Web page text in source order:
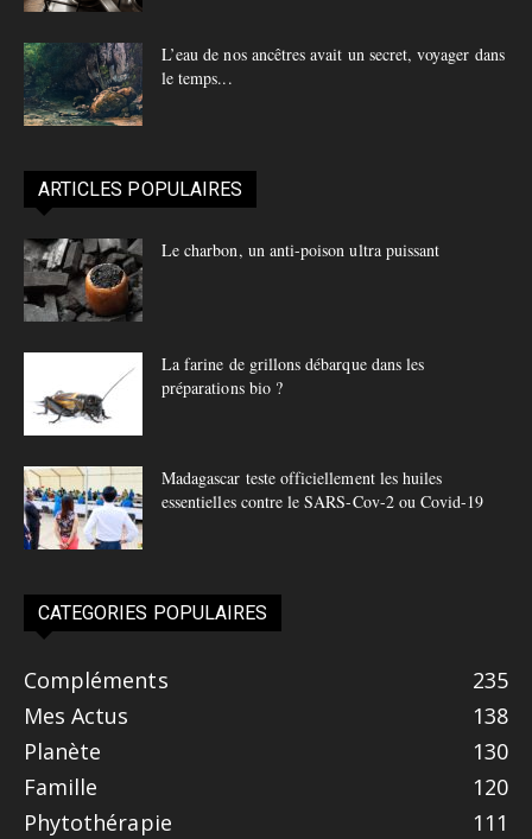
L’eau de nos ancêtres avait un secret, voyager dans
le temps...
ARTICLES POPULAIRES
Le charbon, un anti-poison ultra puissant
La farine de grillons débarque dans les
préparations bio ?
Madagascar teste officiellement les huiles
essentielles contre le SARS-Cov-2 ou Covid-19
CATEGORIES POPULAIRES
Compléments
235
Mes Actus
138
Planète
130
Famille
120
Phytothérapie
111